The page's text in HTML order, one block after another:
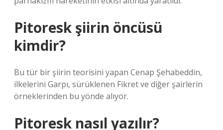
Pitoresk şiirin öncüsü
kimdir?
Bu tür bir şiirin teorisini yapan Cenap Şehabeddin,
ilkelerini Garpı, sürüklenen Fikret ve diğer şairlerin
örneklerinden bu yönde alıyor.
Pitoresk nasıl yazılır?